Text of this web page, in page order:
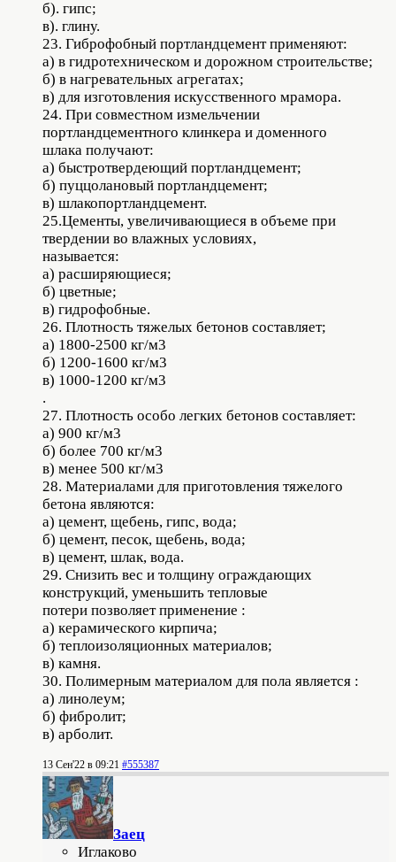
б). гипс;
в). глину.
23. Гиброфобный портландцемент применяют:
а) в гидротехническом и дорожном строительстве;
б) в нагревательных агрегатах;
в) для изготовления искусственного мрамора.
24. При совместном измельчении
портландцементного клинкера и доменного
шлака получают:
а) быстротвердеющий портландцемент;
б) пуццолановый портландцемент;
в) шлакопортландцемент.
25.Цементы, увеличивающиеся в объеме при
твердении во влажных условиях,
называется:
а) расширяющиеся;
б) цветные;
в) гидрофобные.
26. Плотность тяжелых бетонов составляет;
а) 1800-2500 кг/м3
б) 1200-1600 кг/м3
в) 1000-1200 кг/м3
.
27. Плотность особо легких бетонов составляет:
а) 900 кг/м3
б) более 700 кг/м3
в) менее 500 кг/м3
28. Материалами для приготовления тяжелого
бетона являются:
а) цемент, щебень, гипс, вода;
б) цемент, песок, щебень, вода;
в) цемент, шлак, вода.
29. Снизить вес и толщину ограждающих
конструкций, уменьшить тепловые
потери позволяет применение :
а) керамического кирпича;
б) теплоизоляционных материалов;
в) камня.
30. Полимерным материалом для пола является :
а) линолеум;
б) фибролит;
в) арболит.
13 Сен'22 в 09:21 #555387
Заец
Иглаково